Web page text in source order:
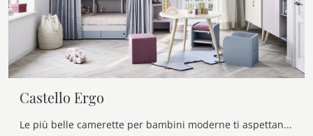
Castello Ergo
Le più belle camerette per bambini moderne ti aspettano! Scopri il modello Castello Ergo di Nidi.